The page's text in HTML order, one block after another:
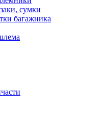
сумки
багажника